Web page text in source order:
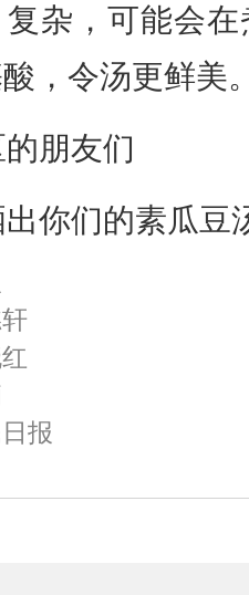
杂，可能会
，令汤更鲜美
朋友们
你们的素瓜豆
报